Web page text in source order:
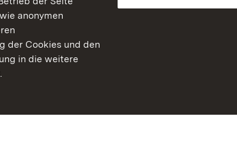
anonymen
der Cookies und den
in die weitere